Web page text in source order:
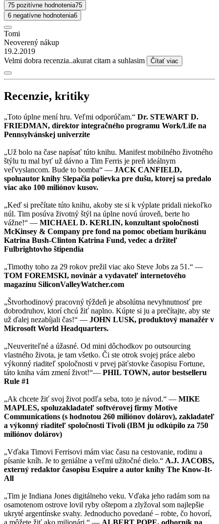
75 pozitívne hodnotenia75
6 negatívne hodnotenia6
Tomi
Neoverený nákup
19.2.2019
Velmi dobra recenzia..akurat citam a suhlasim
Čítať viac
Recenzie, kritiky
„Toto úplne mení hru. Veľmi odporúčam.“ Dr. STEWART D.
FRIEDMAN, direktor integračného programu Work/Life na
Pennsylvánskej univerzite
„Už bolo na čase napísať túto knihu. Manifest mobilného životného
štýlu tu mal byť už dávno a Tim Ferris je preň ideálnym
veľvyslancom. Bude to bomba“ — JACK CANFIELD,
spoluautor knihy Slepačia polievka pre dušu, ktorej sa predalo
viac ako 100 miliónov kusov.
„Keď si prečítate túto knihu, akoby ste si k výplate pridali niekoľko
núl. Tim posúva životný štýl na úplne novú úroveň, berte ho
vážne!“ — MICHAEL D. KERLIN, konzultant spoločnosti
McKinsey & Company pre fond na pomoc obetiam hurikánu
Katrina Bush-Clinton Katrina Fund, vedec a držiteľ
Fulbrightovho štipendia
„Timothy toho za 29 rokov prežil viac ako Steve Jobs za 51.“ —
TOM FOREMSKI, novinár a vydavateľ internetového
magazínu SiliconValleyWatcher.com
„Štvorhodinový pracovný týždeň je absolútna nevyhnutnosť pre
dobrodruhov, ktorí chcú žiť naplno. Kúpte si ju a prečítajte, aby ste
už ďalej nezabíjali čas!“ — JOHN LUSK, produktový manažér v
Microsoft World Headquarters.
„Neuveriteľné a úžasné. Od mini dôchodkov po outsourcing
vlastného života, je tam všetko. Či ste otrok svojej práce alebo
výkonný riaditeľ spoločnosti v prvej päťstovke časopisu Fortune,
táto kniha vám zmení život!“— PHIL TOWN, autor bestselleru
Rule #1
„Ak chcete žiť svoj život podľa seba, toto je návod.“ — MIKE
MAPLES, spoluzakladateľ softvérovej firmy Motive
Communications (s hodnotou 260 miliónov dolárov), zakladateľ
a výkonný riaditeľ spoločnosti Tivoli (IBM ju odkúpilo za 750
miliónov dolárov)
„Vďaka Timovi Ferrisovi mám viac času na cestovanie, rodinu a
písanie kníh. Je to geniálne a veľmi užitočné dielo.“ A.J. JACOBS,
externý redaktor časopisu Esquire a autor knihy The Know-It-
All
„Tim je Indiana Jones digitálneho veku. Vďaka jeho radám som na
osamotenom ostrove lovil ryby oštepom a zlyžoval som najlepšie
ukryté argentínske svahy. Jednoducho povedané – robte, čo hovorí,
a môžete žiť ako milionári.“ — ALBERT POPE, odborník na